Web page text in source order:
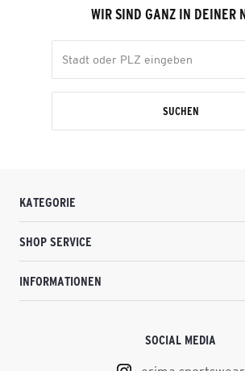
WIR SIND GANZ IN DEINER
SUCHEN
KATEGORIE
SHOP SERVICE
INFORMATIONEN
SOCIAL MEDIA